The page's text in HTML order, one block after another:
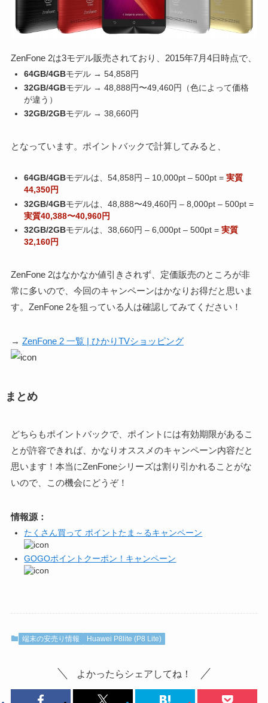
ZenFone 2は3モデル販売されており、2015年7月4日時点で、
64GB/4GBモデル → 54,858円
32GB/4GBモデル → 48,888円〜49,460円（色によって価格
が違う）
32GB/2GBモデル → 38,660円
となっています。ポイントバックで計算してみると、
64GB/4GBモデルは、54,858円 – 10,000pt – 500pt =実質
44,350円
32GB/4GBモデルは、48,888〜49,460円 – 8,000pt – 500pt =
実質40,388〜40,960円
32GB/2GBモデルは、38,660円 – 6,000pt – 500pt =実質
32,160円
ZenFone 2はなかなか値引きされず、定価販売のところが非
常に多いので、今回のキャンペーンはかなりお得だと思いま
す。ZenFone 2を狙っている人は確認してみてください！
→ ZenFone 2 一覧 | ひかりTVショッピング
まとめ
どちらもポイントバックで、ポイントには有効期限があるこ
とが許容できれば、かなりオススメのキャンペーン内容だと
思います！本当にZenFoneシリーズは割り引かれることがな
いので、この機会にどうぞ！
情報源：
たくさん買って ポイントたま～るキャンペーン
GOGOポイントクーポン！キャンペーン
端末の安売り情報 Huawei P8lite (P8 Lite)
よかったらシェアしてね！